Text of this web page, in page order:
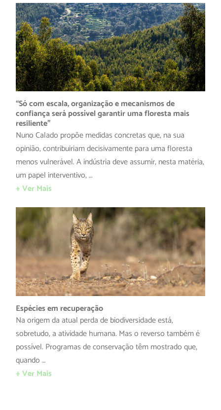
“Só com escala, organização e mecanismos de
confiança será possível garantir uma floresta mais
resiliente”
Nuno Calado propõe medidas concretas que, na sua
opinião, contribuiriam decisivamente para uma floresta
menos vulnerável. A indústria deve assumir, nesta matéria,
um papel interventivo, …
+ Ver Mais
Espécies em recuperação
Na origem da atual perda de biodiversidade está,
sobretudo, a atividade humana. Mas o reverso também é
possível. Programas de conservação têm mostrado que,
quando …
+ Ver Mais